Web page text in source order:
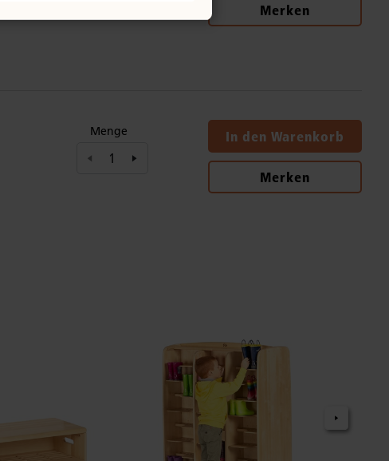
Merken
Menge In den Warenkorb
Merken